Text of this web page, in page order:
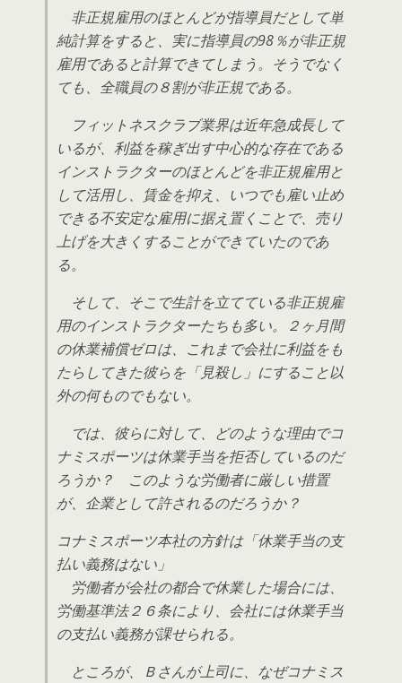
非正規雇用のほとんどが指導員だとして単
純計算をすると、実に指導員の98％が非正規
雇用であると計算できてしまう。そうでなく
ても、全職員の８割が非正規である。
フィットネスクラブ業界は近年急成長して
いるが、利益を稼ぎ出す中心的な存在である
インストラクターのほとんどを非正規雇用と
して活用し、賃金を抑え、いつでも雇い止め
できる不安定な雇用に据え置くことで、売り
上げを大きくすることができていたのであ
る。
そして、そこで生計を立てている非正規雇
用のインストラクターたちも多い。２ヶ月間
の休業補償ゼロは、これまで会社に利益をも
たらしてきた彼らを「見殺し」にすること以
外の何ものでもない。
では、彼らに対して、どのような理由でコ
ナミスポーツは休業手当を拒否しているのだ
ろうか？ このような労働者に厳しい措置
が、企業として許されるのだろうか？
コナミスポーツ本社の方針は「休業手当の支
払い義務はない」
労働者が会社の都合で休業した場合には、
労働基準法２６条により、会社には休業手当
の支払い義務が課せられる。
ところが、Ｂさんが上司に、なぜコナミス